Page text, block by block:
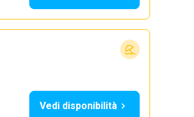
Vedi disponibilità